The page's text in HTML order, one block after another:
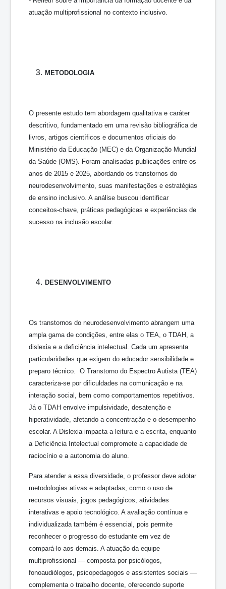
atuação multiprofissional no contexto inclusivo.
METODOLOGIA
O presente estudo tem abordagem qualitativa e caráter
descritivo, fundamentado em uma revisão bibliográfica de
livros, artigos científicos e documentos oficiais do
Ministério da Educação (MEC) e da Organização Mundial
da Saúde (OMS). Foram analisadas publicações entre os
anos de 2015 e 2025, abordando os transtornos do
neurodesenvolvimento, suas manifestações e estratégias
de ensino inclusivo. A análise buscou identificar
conceitos-chave, práticas pedagógicas e experiências de
sucesso na inclusão escolar.
DESENVOLVIMENTO
Os transtornos do neurodesenvolvimento abrangem uma
ampla gama de condições, entre elas o TEA, o TDAH, a
dislexia e a deficiência intelectual. Cada um apresenta
particularidades que exigem do educador sensibilidade e
preparo técnico. O Transtorno do Espectro Autista (TEA)
caracteriza-se por dificuldades na comunicação e na
interação social, bem como comportamentos repetitivos.
Já o TDAH envolve impulsividade, desatenção e
hiperatividade, afetando a concentração e o desempenho
escolar. A Dislexia impacta a leitura e a escrita, enquanto
a Deficiência Intelectual compromete a capacidade de
raciocínio e a autonomia do aluno.
Para atender a essa diversidade, o professor deve adotar
metodologias ativas e adaptadas, como o uso de
recursos visuais, jogos pedagógicos, atividades
interativas e apoio tecnológico. A avaliação contínua e
individualizada também é essencial, pois permite
reconhecer o progresso do estudante em vez de
compará-lo aos demais. A atuação da equipe
multiprofissional — composta por psicólogos,
fonoaudiólogos, psicopedagogos e assistentes sociais —
complementa o trabalho docente, oferecendo suporte